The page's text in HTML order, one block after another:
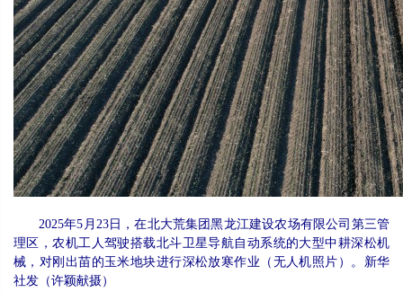
2025年5月23日，在北大荒集团黑龙江建设农场有限公司第三管
理区，农机工人驾驶搭载北斗卫星导航自动系统的大型中耕深松机
械，对刚出苗的玉米地块进行深松放寒作业（无人机照片）。新华
社发（许颖献摄）